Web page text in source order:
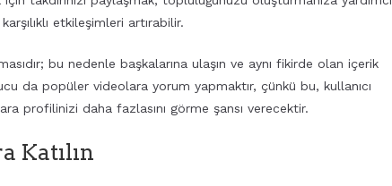
etkileşimleri artırabilir.
bu nedenle başkalarına ulaşın ve aynı fikirde olan içerik
da popüler videolara yorum yapmaktır, çünkü bu, kullanıcı
profilinizi daha fazlasını görme şansı verecektir.
Katılın